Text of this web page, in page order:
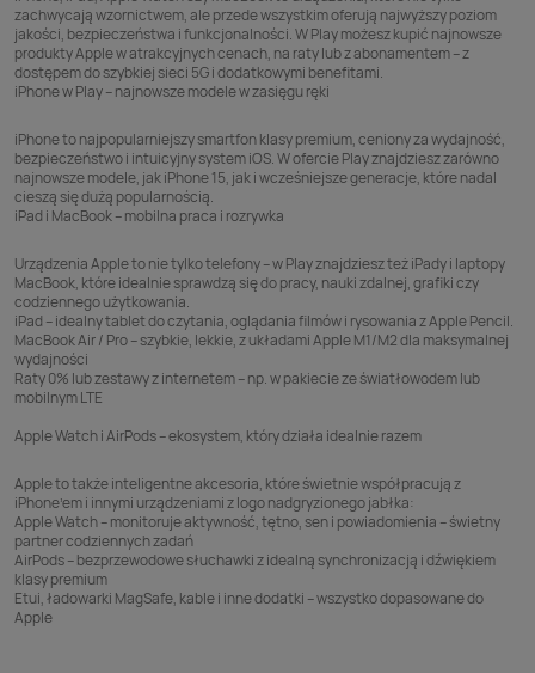
zachwycają wzornictwem, ale przede wszystkim oferują najwyższy poziom
jakości, bezpieczeństwa i funkcjonalności. W Play możesz kupić najnowsze
produkty Apple w atrakcyjnych cenach, na raty lub z abonamentem – z
dostępem do szybkiej sieci 5Gi dodatkowymi benefitami.
iPhone w Play – najnowsze modele w zasięgu ręki
iPhone to najpopularniejszy smartfon klasy premium, ceniony za wydajność,
bezpieczeństwo i intuicyjny system iOS. W ofercie Play znajdziesz zarówno
najnowsze modele, jak iPhone 15, jak i wcześniejsze generacje, które nadal
cieszą się dużą popularnością.
iPad i MacBook – mobilna praca i rozrywka
UrządzeniaAppleto nie tylkotelefony– w Play znajdziesz też iPady i laptopy
MacBook, które idealnie sprawdzą się do pracy, nauki zdalnej, grafiki czy
codziennego użytkowania.
iPad – idealny tablet do czytania, oglądania filmów i rysowania z Apple Pencil.
MacBook Air / Pro – szybkie, lekkie, z układami Apple M1/M2 dla maksymalnej
wydajności
Raty 0% lub zestawy z internetem – np. w pakiecie ze światłowodem lub
mobilnym LTE
Apple Watch i AirPods – ekosystem, który działa idealnie razem
Apple to także inteligentne akcesoria, które świetnie współpracują z
iPhone’em i innymi urządzeniami z logo nadgryzionego jabłka:
Apple Watch – monitoruje aktywność, tętno, sen i powiadomienia – świetny
partner codziennych zadań
AirPods – bezprzewodowe słuchawki z idealną synchronizacją i dźwiękiem
klasy premium
Etui, ładowarki MagSafe, kable i inne dodatki – wszystko dopasowane do
Apple